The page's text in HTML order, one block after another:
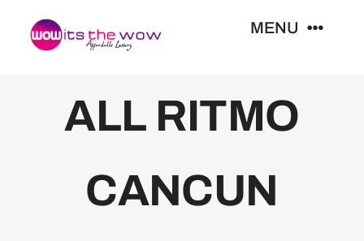
content
MENU
ALL RITMO
CANCUN